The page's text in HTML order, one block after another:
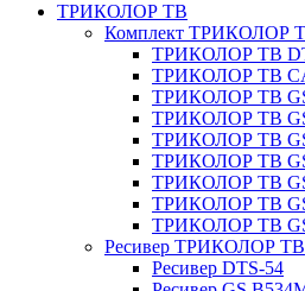
ТРИКОЛОР ТВ
Комплект ТРИКОЛОР
ТРИКОЛОР ТВ
ТРИКОЛОР ТВ
ТРИКОЛОР ТВ
ТРИКОЛОР ТВ
ТРИКОЛОР ТВ
ТРИКОЛОР ТВ
ТРИКОЛОР ТВ
ТРИКОЛОР ТВ
ТРИКОЛОР ТВ
Ресивер ТРИКОЛОР ТВ
Ресивер DTS-54